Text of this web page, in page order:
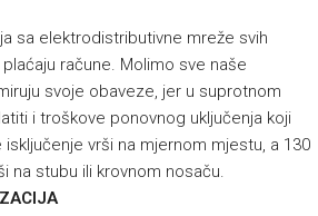
sa elektrodistributivne mreže svih
račune. Molimo sve naše
svoje obaveze, jer u suprotnom
i troškove ponovnog uključenja koji
isključenje vrši na mjernom mjestu, a 130
na stubu ili krovnom nosaču.